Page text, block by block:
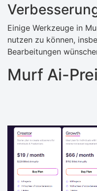
Einige Werkzeuge in
nutzen zu können,
Bearbeitungen
Murf Ai-